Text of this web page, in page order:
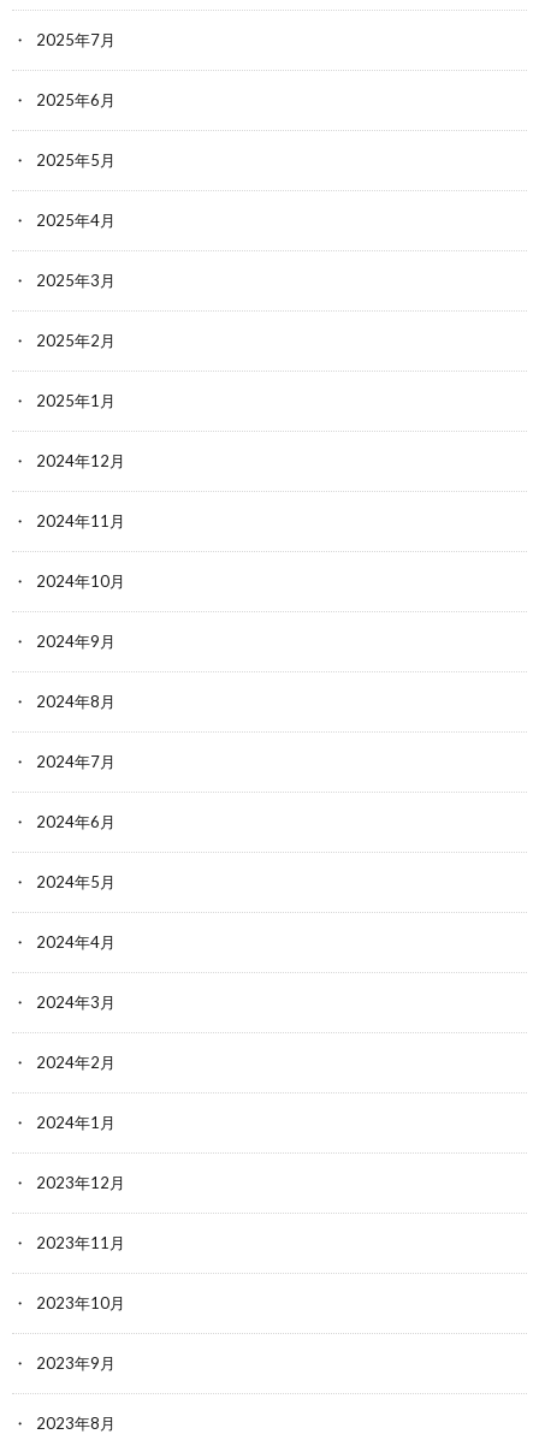
2025年7月
2025年6月
2025年5月
2025年4月
2025年3月
2025年2月
2025年1月
2024年12月
2024年11月
2024年10月
2024年9月
2024年8月
2024年7月
2024年6月
2024年5月
2024年4月
2024年3月
2024年2月
2024年1月
2023年12月
2023年11月
2023年10月
2023年9月
2023年8月